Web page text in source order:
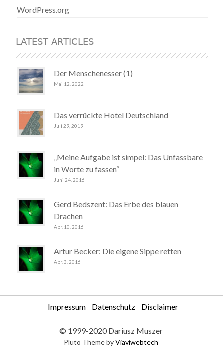
WordPress.org
LATEST ARTICLES
Der Menschenesser (1)
Mai 12, 2022
Das verrückte Hotel Deutschland
Juli 29, 2019
„Meine Aufgabe ist simpel: Das Unfassbare
in Worte zu fassen“
Juni 24, 2016
Gerd Bedszent: Das Erbe des blauen
Drachen
Apr. 10, 2016
Artur Becker: Die eigene Sippe retten
Apr. 3, 2016
Impressum Datenschutz Disclaimer
© 1999-2020 Dariusz Muszer
Pluto Theme byViaviwebtech